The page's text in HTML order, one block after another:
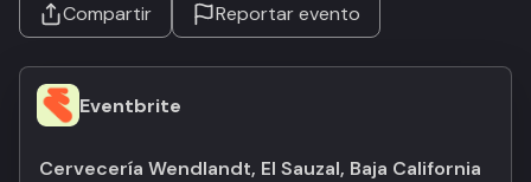
Compartir Reportar evento
Eventbrite
Cervecería Wendlandt, El Sauzal, Baja California